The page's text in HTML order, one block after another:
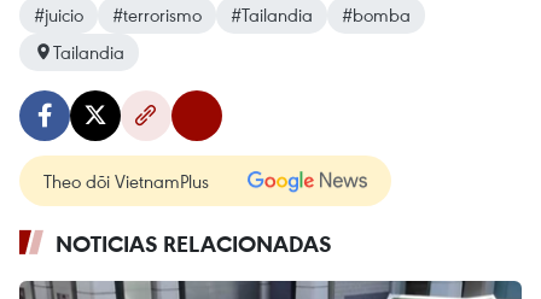
#juicio
#terrorismo #Tailandia
#bomba
Tailandia
Theo dõi VietnamPlus
NOTICIAS RELACIONADAS